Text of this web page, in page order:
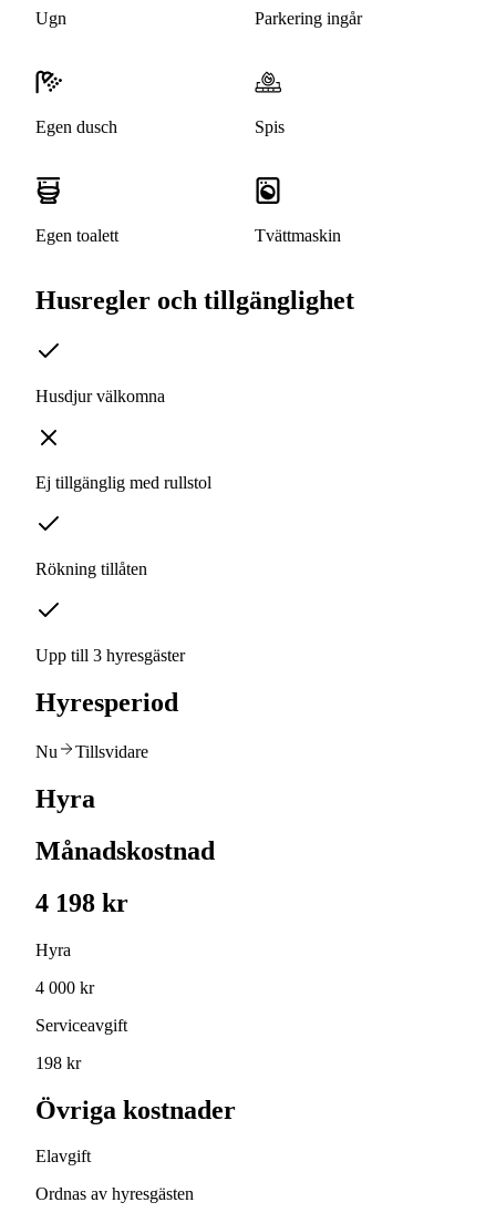
Ugn Parkering ingår
Egen dusch Spis
Egen toalett Tvättmaskin
Husregler och tillgänglighet
Husdjur välkomna
Ej tillgänglig med rullstol
Rökning tillåten
Upp till 3 hyresgäster
Hyresperiod
Nu Tillsvidare
Hyra
Månadskostnad
4 198 kr
Hyra
4 000 kr
Serviceavgift
198 kr
Övriga kostnader
Elavgift
Ordnas av hyresgästen